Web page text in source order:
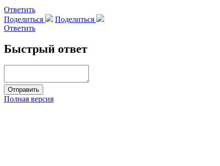
Ответить
Поделиться
Поделиться
Ответить
Быстрый ответ
Полная версия